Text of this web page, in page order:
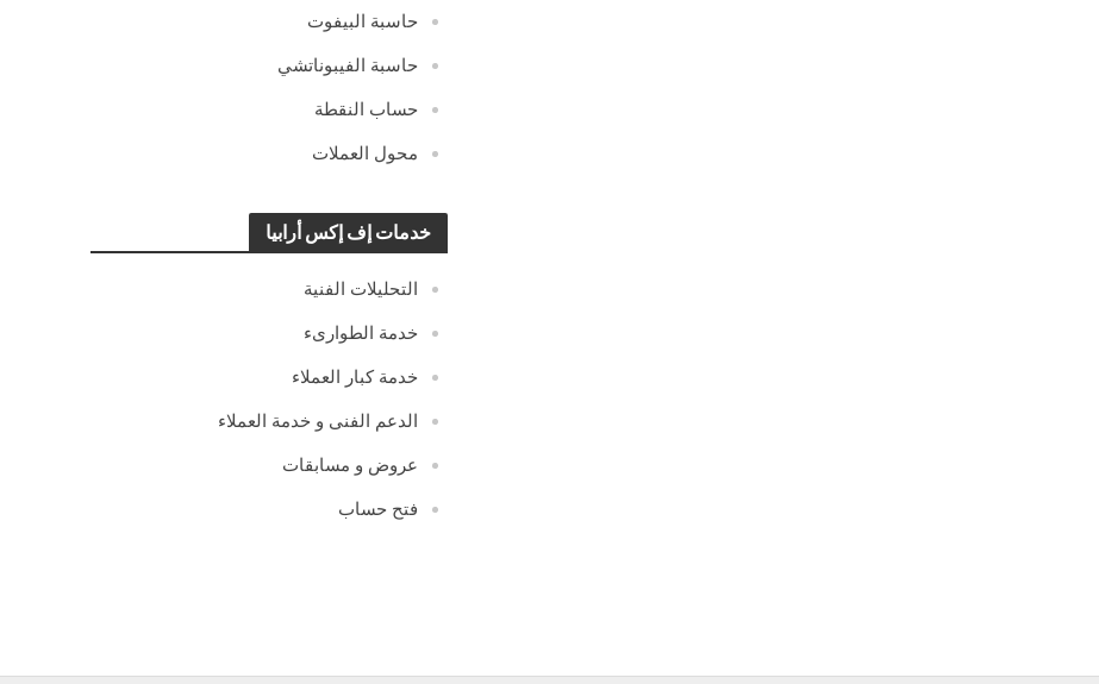
حاسبة البيفوت
حاسبة الفيبوناتشي
حساب النقطة
محول العملات
خدمات إف إكس أرابيا
التحليلات الفنية
خدمة الطوارىء
خدمة كبار العملاء
الدعم الفنى و خدمة العملاء
عروض و مسابقات
فتح حساب